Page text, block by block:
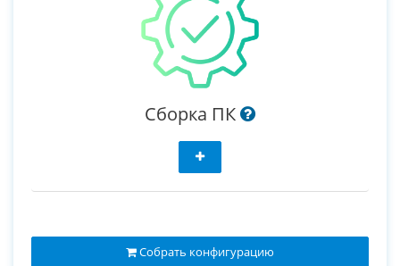
Сборка ПК
Собрать конфигурацию